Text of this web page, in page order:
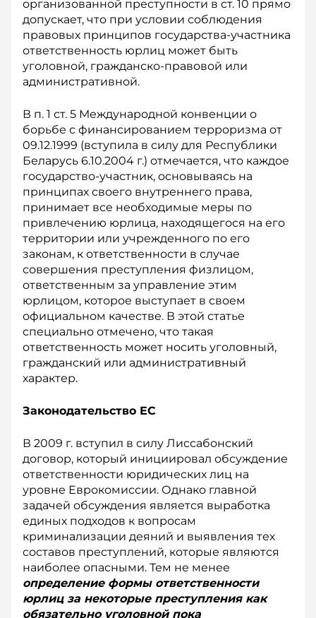
организованной преступности в ст. 10 прямо
допускает, что при условии соблюдения
правовых принципов государства-участника
ответственность юр­лиц может быть
уголовной, гражданско-правовой или
административной.
В п. 1 ст. 5 Международной конвенции о
борьбе с финансированием терроризма от
09.12.1999 (вступила в силу для Республики
Беларусь 6.10.2004 г.) отмечается, что каждое
государство-участник, основываясь на
принципах своего внутреннего права,
принимает все необходимые меры по
привлечению юрлица, находящегося на его
территории или учрежденного по его
законам, к ответственности в случае
совершения преступления физлицом,
ответственным за управление этим
юрлицом, которое выступает в своем
официальном качестве. В этой статье
специально отмечено, что такая
ответственность может носить уголовный,
гражданский или административный
характер.
Законодательство ЕС
В 2009 г. вступил в силу Лиссабонский
договор, который инициировал обсуждение
ответственности юридических лиц на
уровне Еврокомиссии. Однако главной
задачей обсуждения является выработка
единых подходов к вопросам
криминализации деяний и выявления тех
составов преступлений, которые являются
наиболее опасными. Тем не менее
определение формы ответственности
юрлиц за некоторые преступления как
обязательно уголовной пока